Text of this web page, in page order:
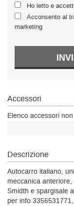
Ho letto e
Acconsento al
marketing
Accessori
Elenco accessori
Descrizione
Autocarro italiano,
meccanica
Smidth e spargisale
per info